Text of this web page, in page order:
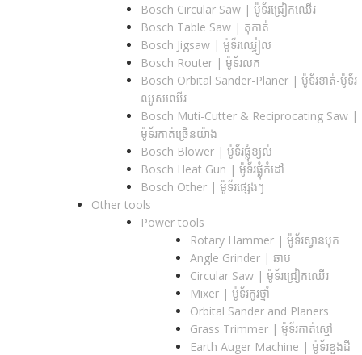
Bosch Circular Saw | ម៉ូទ័រជ្រៀកឈើរ
Bosch Table Saw | តុកាត់
Bosch Jigsaw | ម៉ូទ័រឈ្វៀល
Bosch Router | ម៉ូទ័រលក
Bosch Orbital Sander-Planer​ | ម៉ូទ័រខាត់-ម៉ូទ័រ
ឈូសឈើរ
Bosch Muti-Cutter & Reciprocating Saw​ |
ម៉ូទ័រកាត់ច្រើនយ៉ាង
Bosch Blower | ម៉ូទ័រផ្លុំខ្យល់
Bosch Heat Gun | ម៉ូទ័រផ្លុំកំដៅ
Bosch Other | ម៉ូទ័រផ្សេងៗ
Other tools
Power tools
Rotary Hammer | ម៉ូទ័រស្វានបុក
Angle Grinder | ឆាប
Circular Saw​ | ម៉ូទ័រជ្រៀកឈើរ
Mixer | ម៉ូទ័រកូរថ្នាំ
Orbital Sander and Planers
Grass Trimmer | ម៉ូទ័រកាត់ស្មៅ
Earth Auger Machine | ម៉ូទ័រខួងដី